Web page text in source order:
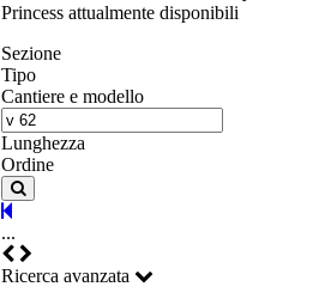
Princess attualmente disponibili
Sezione
Tipo
Cantiere e modello
Lunghezza
Ordine
...
Ricerca avanzata